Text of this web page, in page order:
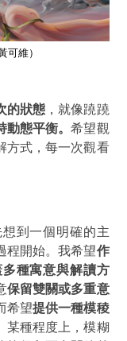
可維）
的狀態 ，就像蹺蹺
動態平衡。希望觀
方式，每一次觀看
到一個明確的主
程開始。我希望作
種寓意與解讀方
保留雙關或多重意
希望提供一種模稜
某種程度上，模糊